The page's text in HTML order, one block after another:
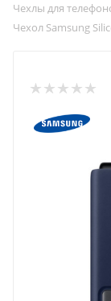
Чехлы для
Чехол Samsung